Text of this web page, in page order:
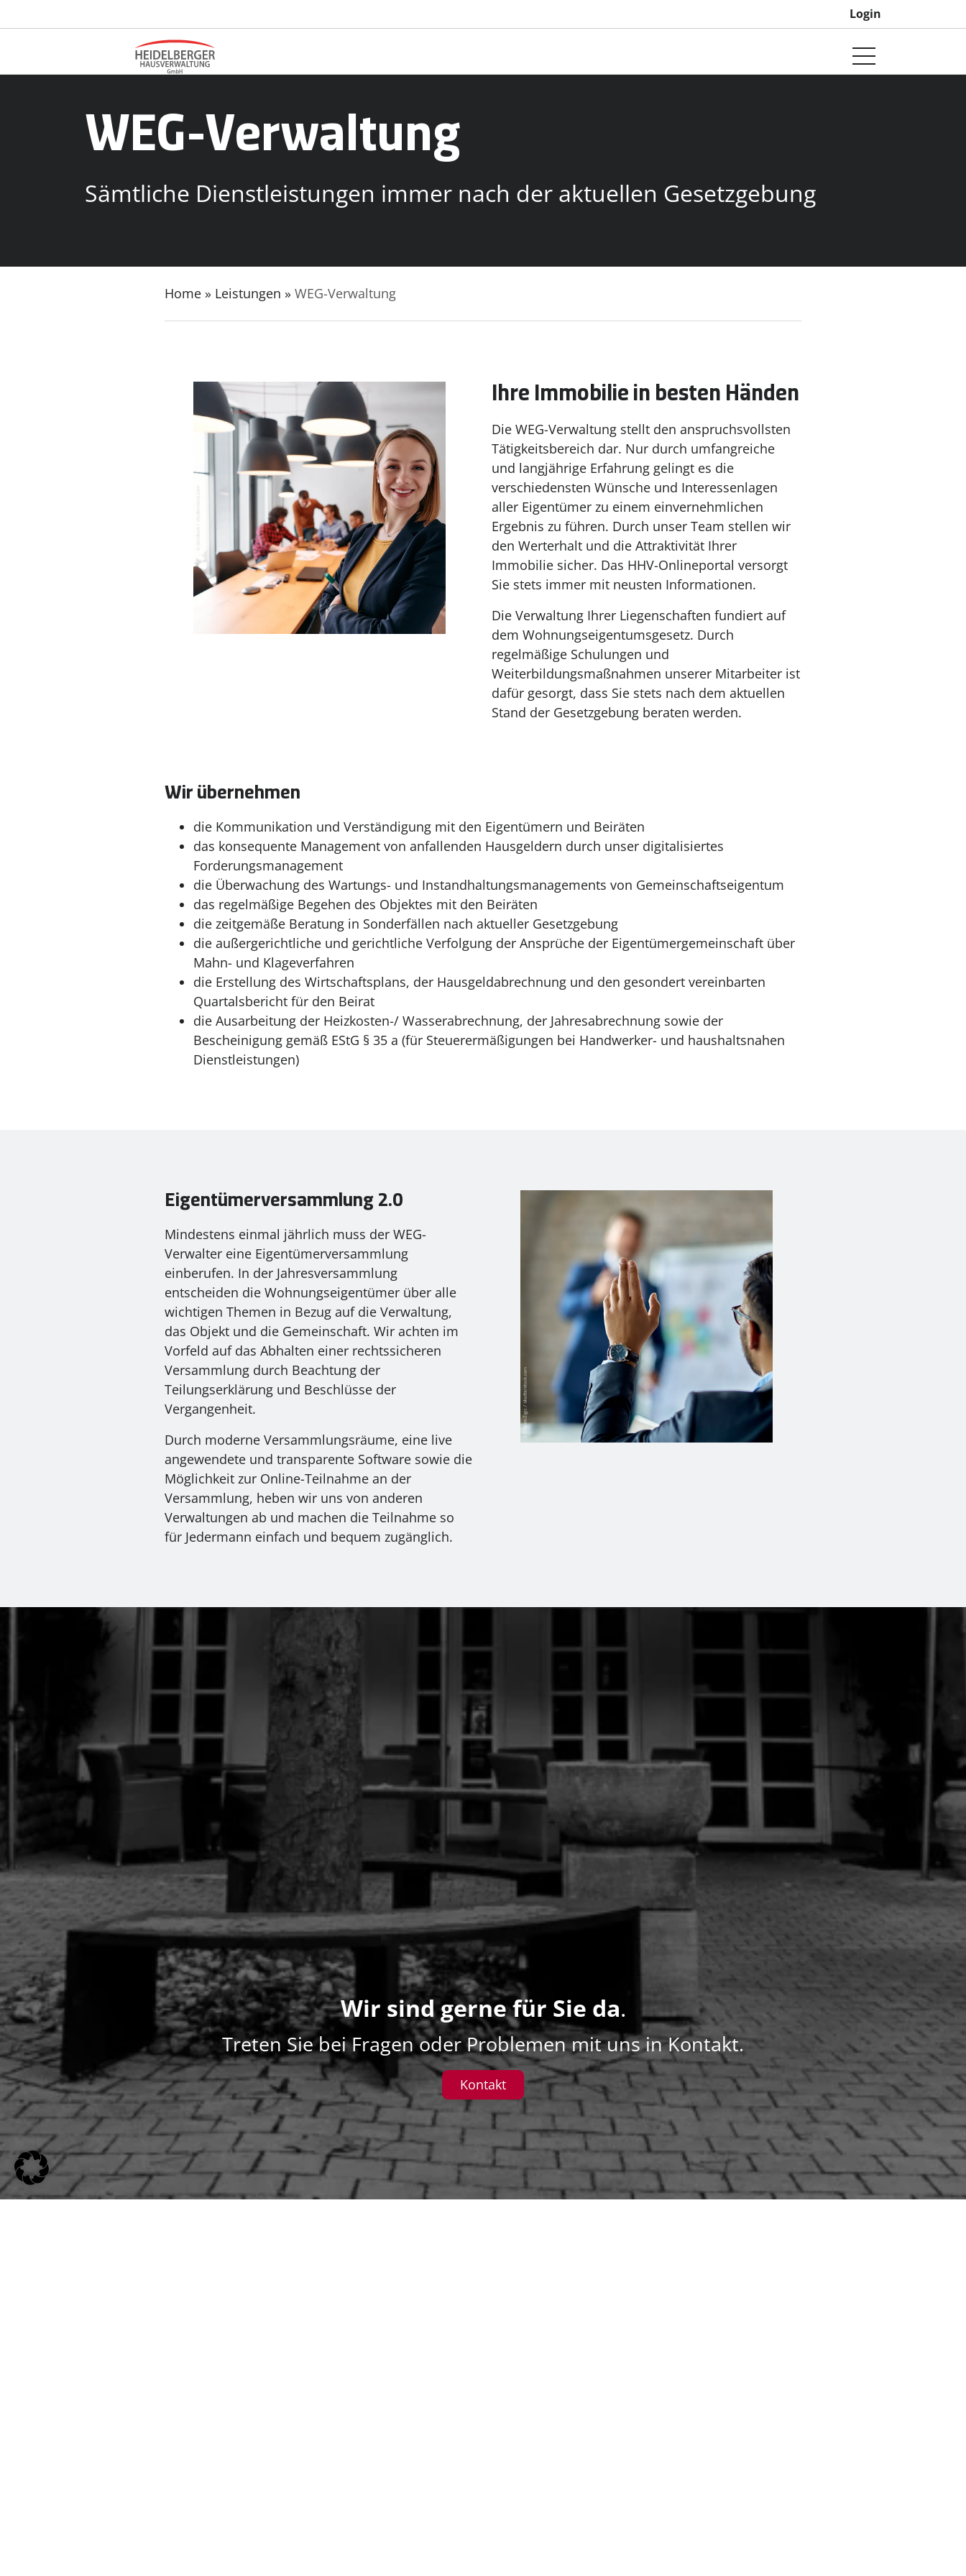
Login
WEG-Verwaltung
Sämtliche Dienstleistungen immer nach der aktuellen Gesetzgebung
Home» Leistungen » WEG-Verwaltung
Ihre Immobilie in besten Händen
Die WEG-Verwaltung stellt den anspruchsvollsten
Tätigkeitsbereich dar. Nur durch umfangreiche
und langjährige Erfahrung gelingt es die
verschiedensten Wünsche und Interessenlagen
aller Eigentümer zu einem einvernehmlichen
Ergebnis zu führen. Durch unser Team stellen wir
den Werterhalt und die Attraktivität Ihrer
Immobilie sicher. Das HHV-Onlineportal versorgt
Sie stets immer mit neusten Informationen.
Die Verwaltung Ihrer Liegenschaften fundiert auf
dem Wohnungseigentumsgesetz. Durch
regelmäßige Schulungen und
Weiterbildungsmaßnahmen unserer Mitarbeiter ist
dafür gesorgt, dass Sie stets nach dem aktuellen
Stand der Gesetzgebung beraten werden.
Wir übernehmen
die Kommunikation und Verständigung mit den Eigentümern und Beiräten
das konsequente Management von anfallenden Hausgeldern durch unser digitalisiertes
Forderungsmanagement
die Überwachung des Wartungs- und Instandhaltungsmanagements von Gemeinschaftseigentum
das regelmäßige Begehen des Objektes mit den Beiräten
die zeitgemäße Beratung in Sonderfällen nach aktueller Gesetzgebung
die außergerichtliche und gerichtliche Verfolgung der Ansprüche der Eigentümergemeinschaft über
Mahn- und Klageverfahren
die Erstellung des Wirtschaftsplans, der Hausgeldabrechnung und den gesondert vereinbarten
Quartalsbericht für den Beirat
die Ausarbeitung der Heizkosten-/ Wasserabrechnung, der Jahresabrechnung sowie der
Bescheinigung gemäß EStG § 35 a (für Steuerermäßigungen bei Handwerker- und haushaltsnahen
Dienstleistungen)
Eigentümerversammlung 2.0
Mindestens einmal jährlich muss der WEG-
Verwalter eine Eigentümerversammlung
einberufen. In der Jahresversammlung
entscheiden die Wohnungseigentümer über alle
wichtigen Themen in Bezug auf die Verwaltung,
das Objekt und die Gemeinschaft. Wir achten im
Vorfeld auf das Abhalten einer rechtssicheren
Versammlung durch Beachtung der
Teilungserklärung und Beschlüsse der
Vergangenheit.
Durch moderne Versammlungsräume, eine live
angewendete und transparente Software sowie die
Möglichkeit zur Online-Teilnahme an der
Versammlung, heben wir uns von anderen
Verwaltungen ab und machen die Teilnahme so
für Jedermann einfach und bequem zugänglich.
Wir sind gerne für Sie da.
Treten Sie bei Fragen oder Problemen mit uns in Kontakt.
Kontakt